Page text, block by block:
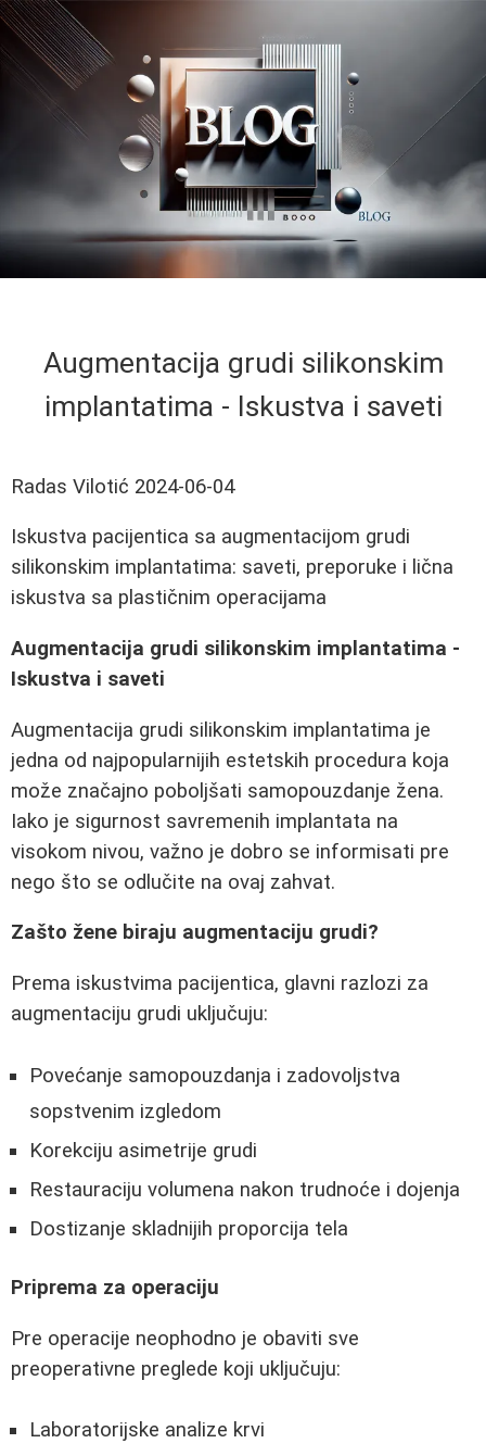
Augmentacija grudi silikonskim
implantatima - Iskustva i saveti
Radas Vilotić 2024-06-04
Iskustva pacijentica sa augmentacijom grudi
silikonskim implantatima: saveti, preporuke i lična
iskustva sa plastičnim operacijama
Augmentacija grudi silikonskim implantatima -
Iskustva i saveti
Augmentacija grudi silikonskim implantatima je
jedna od najpopularnijih estetskih procedura koja
može značajno poboljšati samopouzdanje žena.
Iako je sigurnost savremenih implantata na
visokom nivou, važno je dobro se informisati pre
nego što se odlučite na ovaj zahvat.
Zašto žene biraju augmentaciju grudi?
Prema iskustvima pacijentica, glavni razlozi za
augmentaciju grudi uključuju:
Povećanje samopouzdanja i zadovoljstva
sopstvenim izgledom
Korekciju asimetrije grudi
Restauraciju volumena nakon trudnoće i dojenja
Dostizanje skladnijih proporcija tela
Priprema za operaciju
Pre operacije neophodno je obaviti sve
preoperativne preglede koji uključuju:
Laboratorijske analize krvi